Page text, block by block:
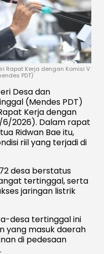
Rapat Kerja dengan Komisi V
PDT)
Desa dan
(Mendes PDT)
Kerja dengan
6/2026). Dalam rapat
Ridwan Bae itu,
riil yang terjadi di
desa berstatus
tertinggal, serta
jaringan listrik
desa tertinggal ini
yang masuk daerah
di pedesaan